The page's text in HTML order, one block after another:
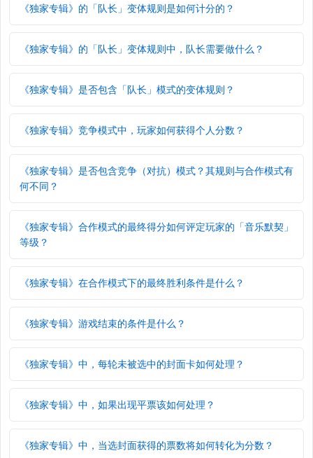
《独家专辑》的「队长」变体规则是如何计分的？
《独家专辑》的「队长」变体规则中，队长需要做什么？
《独家专辑》是否包含「队长」模式的变体规则？
《独家专辑》竞争模式中，玩家如何获得个人分数？
《独家专辑》是否包含竞争（对抗）模式？其规则与合作模式有
何不同？
《独家专辑》合作模式的最终得分如何评定玩家的「音乐默契」
等级？
《独家专辑》在合作模式下的最终胜利条件是什么？
《独家专辑》游戏结束的条件是什么？
《独家专辑》中，每轮未被选中的封面卡如何处理？
《独家专辑》中，如果出现平票该如何处理？
《独家专辑》中，当选封面获得的票数将如何转化为分数？